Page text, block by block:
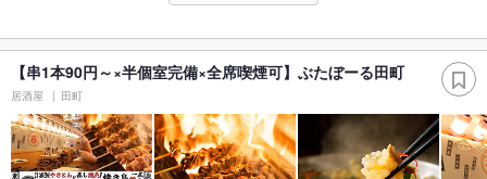
【串1本90円～×半個室完備×全席喫煙可】ぶたぼーる田町
居酒屋 田町